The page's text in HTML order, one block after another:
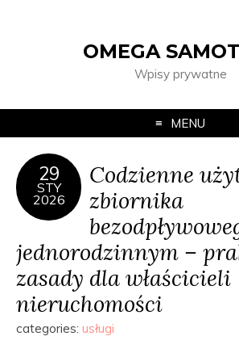
OMEGA
Wpisy prywatne
MENU
29
STY
2026
Codzienne
zbiornika
jednorodzinnym –
zasady dla właścicieli
nieruchomości
categories: usługi